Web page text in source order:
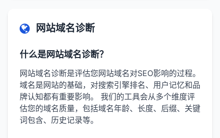
网站域名诊断
什么是网站域名诊断？
网站域名诊断是评估您网站域名对SEO影响的过程。
域名是网站的基础，对搜索引擎排名、用户记忆和品
牌认知都有重要影响。 我们的工具会从多个维度评
估您的域名质量，包括域名年龄、长度、后缀、关键
词包含、历史记录等。